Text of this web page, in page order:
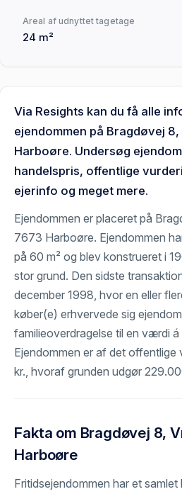
Areal af udnyttet tagetage
24 m²
Via Resights kan du få alle
ejendommen på Bragdøvej
Harboøre. Undersøg
handelspris, offentlige
ejerinfo og meget mere.
Ejendommen er placeret på
7673 Harboøre. Ejendommen
på 60 m² og blev konstrueret i
stor grund. Den sidste
december 1998, hvor en eller
køber(e) erhvervede sig
familieoverdragelse til en værdi
Ejendommen er af det offentlige
kr., hvoraf grunden udgør
Fakta om Bragdøvej 8,
Harboøre
Fritidsejendommen har et samlet